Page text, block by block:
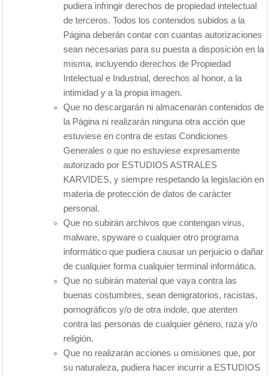
pudiera infringir derechos de propiedad intelectual
de terceros. Todos los contenidos subidos a la
Página deberán contar con cuantas autorizaciones
sean necesarias para su puesta a disposición en la
misma, incluyendo derechos de Propiedad
Intelectual e Industrial, derechos al honor, a la
intimidad y a la propia imagen.
Que no descargarán ni almacenarán contenidos de
la Página ni realizarán ninguna otra acción que
estuviese en contra de estas Condiciones
Generales o que no estuviese expresamente
autorizado por ESTUDIOS ASTRALES
KARVIDES, y siempre respetando la legislación en
materia de protección de datos de carácter
personal.
Que no subirán archivos que contengan virus,
malware, spyware o cualquier otro programa
informático que pudiera causar un perjuicio o dañar
de cualquier forma cualquier terminal informática.
Que no subirán material que vaya contra las
buenas costumbres, sean denigratorios, racistas,
pornográficos y/o de otra índole, que atenten
contra las personas de cualquier género, raza y/o
religión.
Que no realizarán acciones u omisiones que, por
su naturaleza, pudiera hacer incurrir a ESTUDIOS